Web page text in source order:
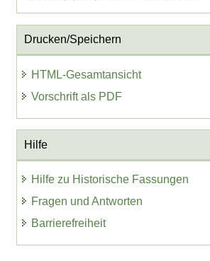
Drucken/Speichern
HTML-Gesamtansicht
Vorschrift als PDF
Hilfe
Hilfe zu Historische Fassungen
Fragen und Antworten
Barrierefreiheit